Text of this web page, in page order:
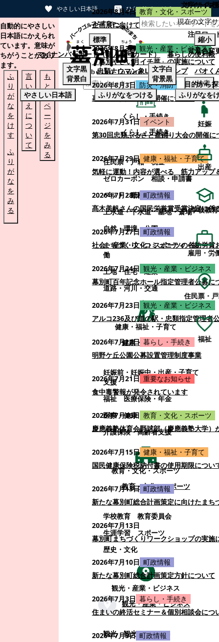
やさしい日本語 ひらがなをつける
本文へスキップする
自動的にやさしい
日本語にかえられ
ています。意味が
ちがうことがあり
ます。
ふ
り
が
な
を
け
す
ふ
り
が
な
を
み
る
言
い
替
え
に
つ
い
て
も
と
の
ペ
ー
ジ
を
み
る
検索
くらし・手続き
くらし・手続き
住民票・戸籍
税金
ゼロカーボン
相談・申請書
ペット・動植物
ごみ
上水道・下水道
墓地・斎場
自然・環境・公園
まちづくり・コミュニティ・協
働
土地・住宅・建築
道路・河川・交通
健康・福祉・子育て
健康・福祉・子育て
妊娠前・妊娠中・出産・子育て
支援
福祉
医療保険・年金
医療・健康
介護保険・高齢者支援
教育・文化・スポーツ
教育・文化・スポーツ
学校教育
教育委員会
生涯学習
スポーツ
歴史・文化
観光・産業・ビジネス
観光・産業・ビジネス
観光
観光・イベント
2026年8月4日 教育・文化・スポーツ
企画展に向けて：安東ウメ子さんとの思
2026年8月3日 観光・産業・ビジネス
「幕別やさい月イチ菜」の実施について
2026年8月3日 防災・消防
幕別町防災フェアの開催について
2026年7月31日 イベント
第30回忠類ふるさと盆踊り大会の開催に
2026年7月29日 健康・福祉・子育て
気軽に運動！内容が選べる 筋力アップ
2026年7月28日 町政情報
髙木美帆さんの国民栄誉賞受賞決定に係
2026年7月27日 町政情報
社会・産業・文化・スポーツの各功労
2026年7月24日 観光・産業・ビジネス
幕別町百年記念ホール指定管理者公募に
2026年7月23日 観光・産業・ビジネス
アルコ236及び道の駅・忠類指定管理者
2026年7月22日 暮らし・手続き
明野ケ丘公園公募設置管理制度事業
2026年7月21日 重要なお知らせ
食中毒警報が発令されています
2026年7月16日 教育・文化・スポーツ
慶應義塾体育会野球部（慶應義塾大学）
2026年7月15日 健康・福祉・子育て
国民健康保険税納付書の使用期限につい
2026年7月13日 町政情報
新たな幕別町総合計画策定に向けたまち
2026年7月13日
幕別町まちづくりワークショップの実施
2026年7月10日 町政情報
新たな幕別町総合計画策定方針について
2026年7月3日 暮らし・手続き
住まいの終活セミナー＆個別相談会につ
2026年7月3日 町政情報
サイト内
注目ワー
マイナンバーカード（個人番号カード）
暮らしの便利帳
忠類ナウマン象LINEスタンプ
パオく
目的から
妊娠
出産
学校教育
雇用・労
住民票・
福祉
文字サイズ
現在の文字
標準
縮小
背景色変
文字黒
背景白
文字白
背景黒
やさしい日本語
ふりがなをつける ふりがなを